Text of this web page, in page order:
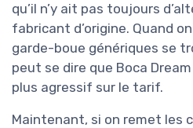
qu’il n’y ait pas toujours
fabricant d’origine. Quand
garde-boue génériques se
peut se dire que Boca
plus agressif sur le tarif.
Maintenant, si on remet les